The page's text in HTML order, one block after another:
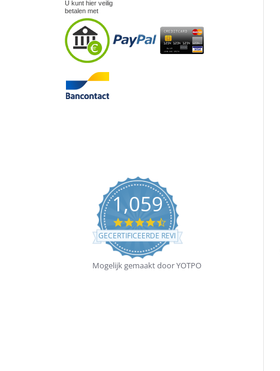
U kunt hier veilig
betalen met
1,059
4.5
star
rating
GECERTIFICEERDE REVIEWS
Mogelijk gemaakt door YOTPO